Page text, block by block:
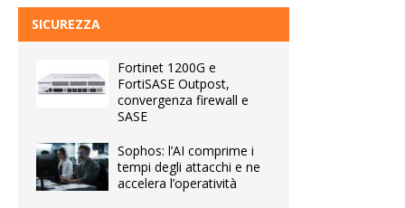
SICUREZZA
Fortinet 1200G e
FortiSASE Outpost,
convergenza firewall e
SASE
Sophos: l’AI comprime i
tempi degli attacchi e ne
accelera l’operatività